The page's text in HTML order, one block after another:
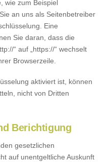
wie zum Beispiel
an uns als Seitenbetreiber
Eine
Sie daran, dass die
“ auf „https://“ wechselt
Browserzeile.
aktiviert ist, können
nicht von Dritten
Berichtigung
gesetzlichen
auf unentgeltliche Auskunft